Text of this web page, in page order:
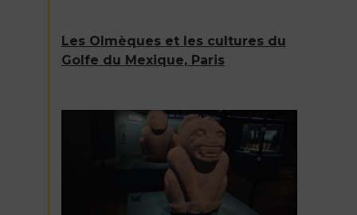
Les Olmèques et les cultures du
Golfe du Mexique, Paris